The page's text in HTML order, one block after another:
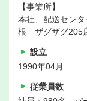
【事業所】
本社、配送セン
根 ザグザグ205
設立
1990年04月
従業員数